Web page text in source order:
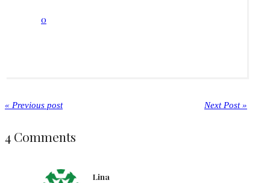
0
« Previous post Next Post »
4 Comments
Lina